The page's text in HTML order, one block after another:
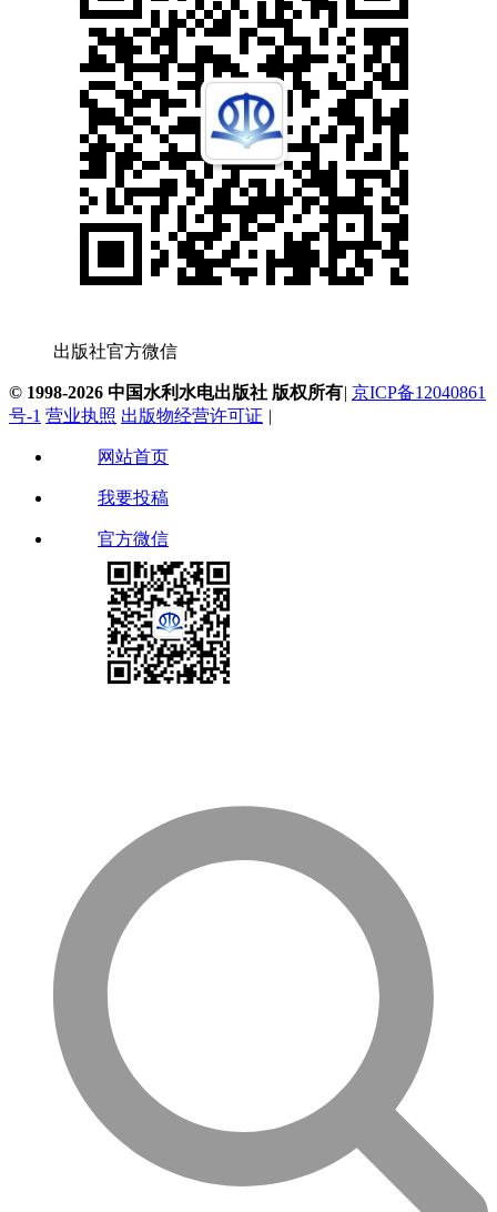
出版社官方微信
© 1998-2026 中国水利水电出版社 版权所有| 京ICP备12040861
号-1 营业执照 出版物经营许可证 |
网站首页
我要投稿
官方微信